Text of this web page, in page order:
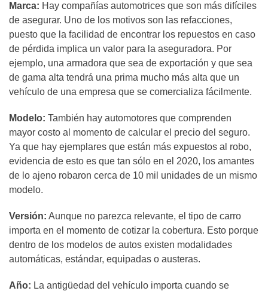
Marca: Hay compañías automotrices que son más difíciles
de asegurar. Uno de los motivos son las refacciones,
puesto que la facilidad de encontrar los repuestos en caso
de pérdida implica un valor para la aseguradora. Por
ejemplo, una armadora que sea de exportación y que sea
de gama alta tendrá una prima mucho más alta que un
vehículo de una empresa que se comercializa fácilmente.
Modelo: También hay automotores que comprenden
mayor costo al momento de calcular el precio del seguro.
Ya que hay ejemplares que están más expuestos al robo,
evidencia de esto es que tan sólo en el 2020, los amantes
de lo ajeno robaron cerca de 10 mil unidades de un mismo
modelo.
Versión: Aunque no parezca relevante, el tipo de carro
importa en el momento de cotizar la cobertura. Esto porque
dentro de los modelos de autos existen modalidades
automáticas, estándar, equipadas o austeras.
Año: La antigüedad del vehículo importa cuando se